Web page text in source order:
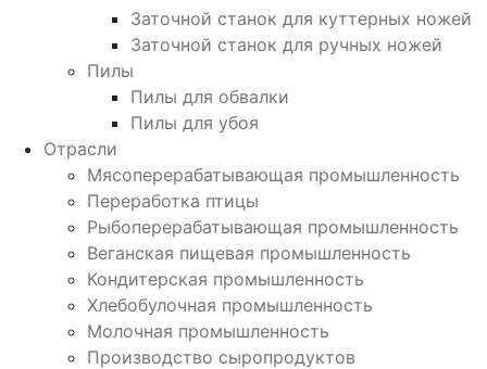
Заточной станок для куттерных ножей
Заточной станок для ручных ножей
Пилы
Пилы для обвалки
Пилы для убоя
Отрасли
Мясоперерабатывающая промышленность
Переработка птицы
Рыбоперерабатывающая промышленность
Веганская пищевая промышленность
Кондитерская промышленность
Хлебобулочная промышленность
Молочная промышленность
Производство сыропродуктов